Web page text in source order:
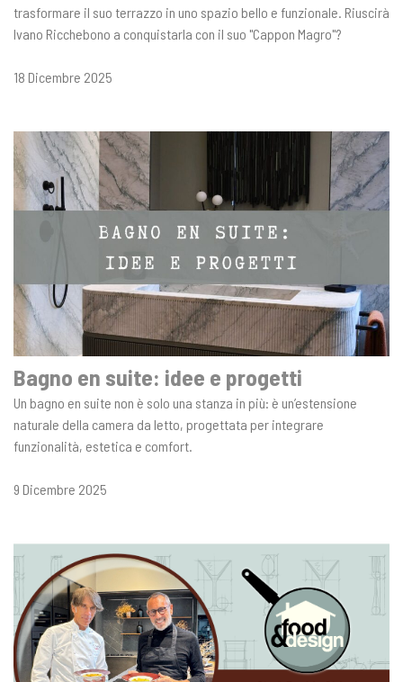
trasformare il suo terrazzo in uno spazio bello e funzionale. Riuscirà
Ivano Ricchebono a conquistarla con il suo "Cappon Magro"?
18 Dicembre 2025
Bagno en suite: idee e progetti
Un bagno en suite non è solo una stanza in più: è un’estensione
naturale della camera da letto, progettata per integrare
funzionalità, estetica e comfort.
9 Dicembre 2025